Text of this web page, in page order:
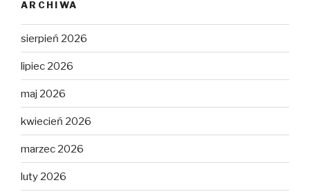
ARCHIWA
sierpień 2026
lipiec 2026
maj 2026
kwiecień 2026
marzec 2026
luty 2026